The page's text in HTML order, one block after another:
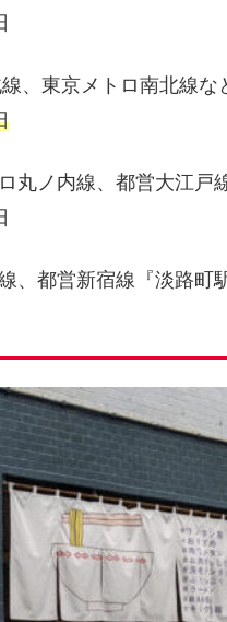
、東京メトロ南北線な
丸ノ内線、都営大江戸
、都営新宿線『淡路町駅